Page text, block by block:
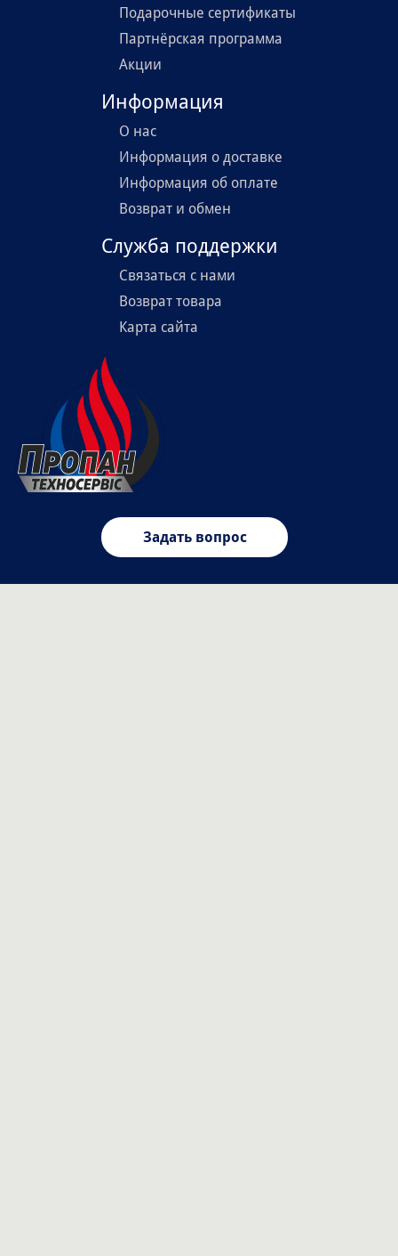
Подарочные сертификаты
Партнёрская программа
Акции
Информация
О нас
Информация о доставке
Информация об оплате
Возврат и обмен
Служба поддержки
Связаться с нами
Возврат товара
Карта сайта
Задать вопрос